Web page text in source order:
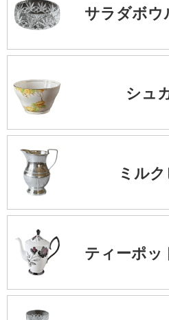
サラダボウ
シュ
ミル
ティーポッ